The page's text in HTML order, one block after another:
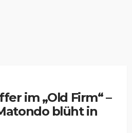
im „Old Firm“ –
blüht in